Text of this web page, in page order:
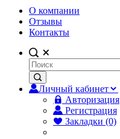
О компании
Отзывы
Контакты
Личный кабинет
Авторизация
Регистрация
Закладки (0)